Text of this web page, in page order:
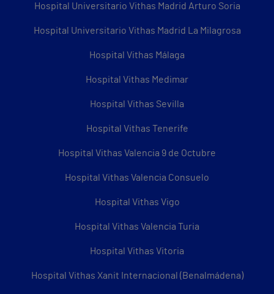
Hospital Universitario Vithas Madrid Arturo Soria
Hospital Universitario Vithas Madrid La Milagrosa
Hospital Vithas Málaga
Hospital Vithas Medimar
Hospital Vithas Sevilla
Hospital Vithas Tenerife
Hospital Vithas Valencia 9 de Octubre
Hospital Vithas Valencia Consuelo
Hospital Vithas Vigo
Hospital Vithas Valencia Turia
Hospital Vithas Vitoria
Hospital Vithas Xanit Internacional (Benalmádena)